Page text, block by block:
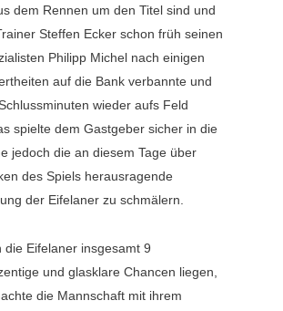
dem Rennen um den Titel sind und
Steffen Ecker schon früh seinen
Philipp Michel nach einigen
auf die Bank verbannte und
wieder aufs Feld
spielte dem Gastgeber sicher in die
jedoch die an diesem Tage über
des Spiels herausragende
der Eifelaner zu schmälern.
die Eifelaner insgesamt 9
und glasklare Chancen liegen,
die Mannschaft mit ihrem